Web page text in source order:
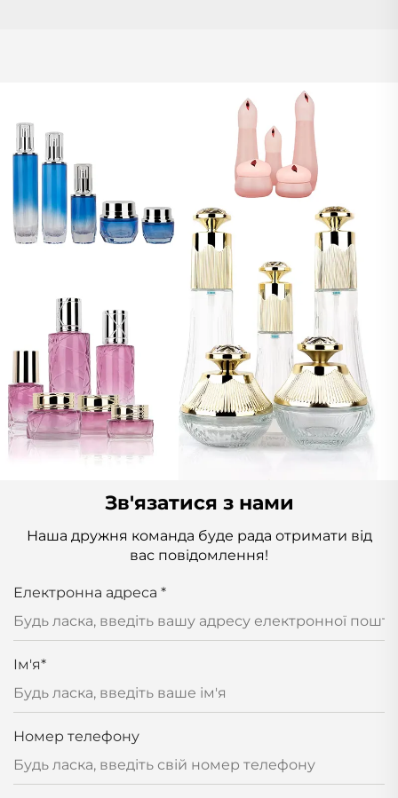
Зв'язатися з нами
Наша дружня команда буде рада отримати від
вас повідомлення!
Електронна адреса *
Ім'я*
Номер телефону